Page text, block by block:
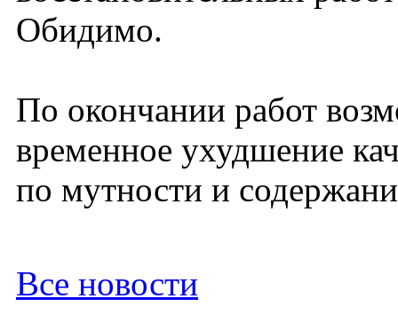
Обидимо.
По окончании работ
временное ухудшение
по мутности и
Все новости